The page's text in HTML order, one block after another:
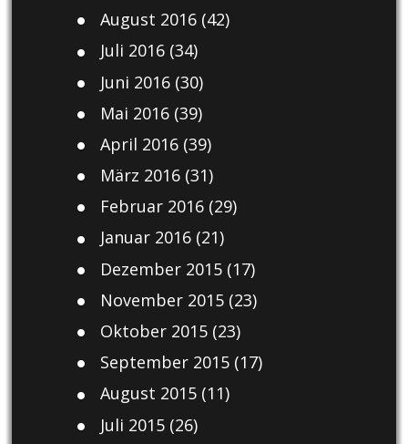
August 2016(42)
Juli 2016(34)
Juni 2016(30)
Mai 2016(39)
April 2016(39)
März 2016(31)
Februar 2016(29)
Januar 2016(21)
Dezember 2015(17)
November 2015(23)
Oktober 2015(23)
September 2015(17)
August 2015(11)
Juli 2015(26)